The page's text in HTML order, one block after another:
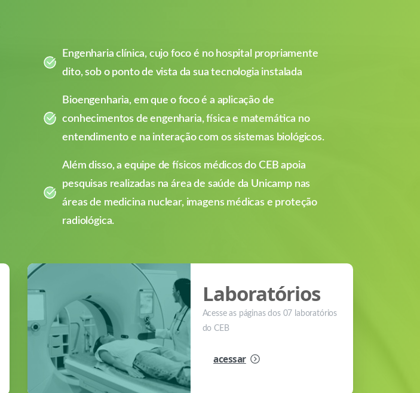
Engenharia clínica, cujo foco é no hospital propriamente
dito, sob o ponto de vista da sua tecnologia instalada
Bioengenharia, em que o foco é a aplicação de
conhecimentos de engenharia, física e matemática no
entendimento e na interação com os sistemas biológicos.
Além disso, a equipe de físicos médicos do CEB apoia
pesquisas realizadas na área de saúde da Unicamp nas
áreas de medicina nuclear, imagens médicas e proteção
radiológica.
Laboratórios
Acesse as páginas dos 07 laboratórios
do CEB
acessar